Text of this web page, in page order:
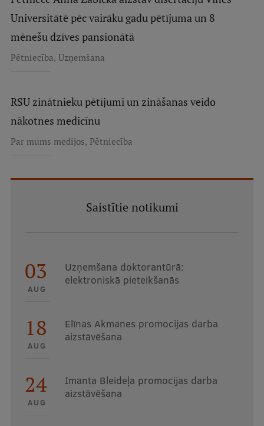
Universitātē pēc vairāku gadu pētījuma un 8
mēnešu dzīves pansionātā
Pētniecība, Uzņemšana
RSU zinātnieku pētījumi un zināšanas veido
nākotnes medicīnu
Par mums medijos, Pētniecība
Saistītie notikumi
03
AUG
Uzņemšana doktorantūrā:
elektroniskā pieteikšanās
18
AUG
Elīnas Akmanes promocijas darba
aizstāvēšana
24
AUG
Imanta Bleideļa promocijas darba
aizstāvēšana